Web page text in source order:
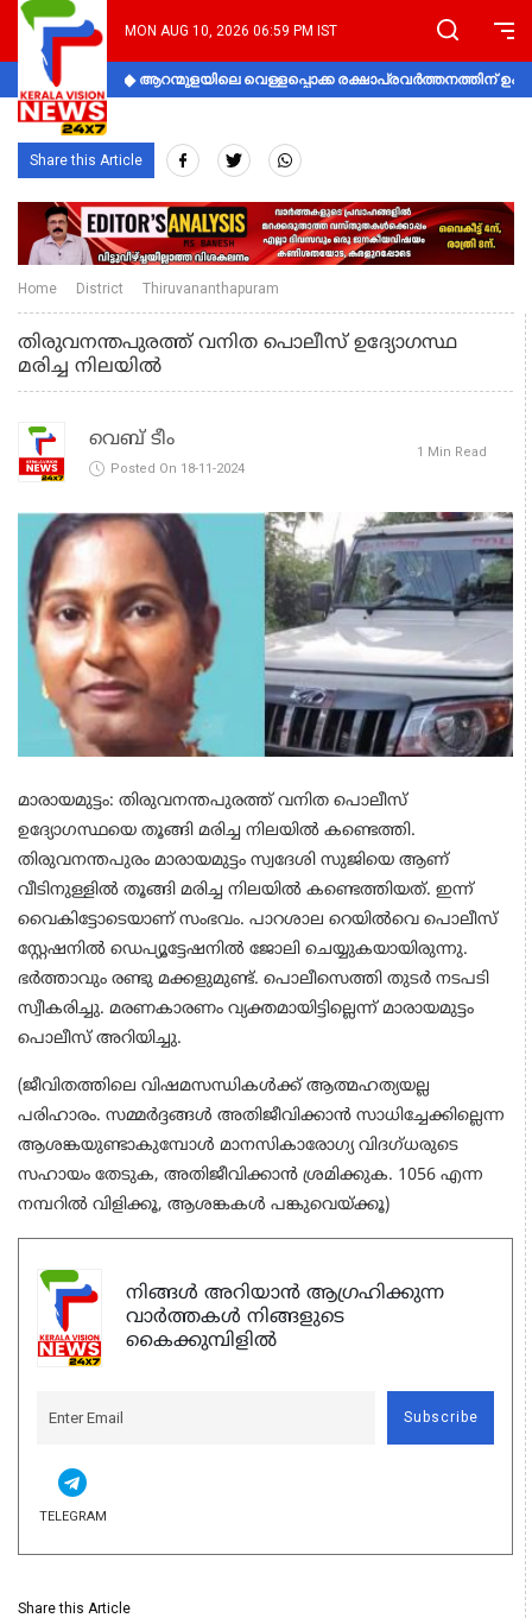
MON AUG 10, 2026 06:59 PM IST
ആറന്മുളയിലെ വെള്ളപ്പൊക്ക രക്ഷാപ്രവര്‍ത്തനത്തിന്
Share this Article
Home District Thiruvananthapuram
തിരുവനന്തപുരത്ത് വനിത പൊലീസ് ഉദ്യോഗസ്ഥ
മരിച്ച നിലയിൽ
വെബ് ടീം
Posted On 18-11-2024
1 Min Read
മാരായമുട്ടം: തിരുവനന്തപുരത്ത് വനിത പൊലീസ്
ഉദ്യോഗസ്ഥയെ തൂങ്ങി മരിച്ച നിലയിൽ കണ്ടെത്തി.
തിരുവനന്തപുരം മാരായമുട്ടം സ്വദേശി സുജിയെ ആണ്
വീടിനുള്ളിൽ തൂങ്ങി മരിച്ച നിലയിൽ കണ്ടെത്തിയത്. ഇന്ന്
വൈകിട്ടോടെയാണ് സംഭവം. പാറശാല റെയില്‍വെ പൊലീസ്
സ്റ്റേഷനിൽ ഡെപ്യൂട്ടേഷനില്‍ ജോലി ചെയ്യുകയായിരുന്നു.
ഭര്‍ത്താവും രണ്ടു മക്കളുമുണ്ട്. പൊലീസെത്തി തുടര്‍ നടപടി
സ്വീകരിച്ചു. മരണകാരണം വ്യക്തമായിട്ടില്ലെന്ന് മാരായമുട്ടം
പൊലീസ് അറിയിച്ചു.
(ജീവിതത്തിലെ വിഷമസന്ധികള്‍ക്ക് ആത്മഹത്യയല്ല
പരിഹാരം. സമ്മര്‍ദ്ദങ്ങള്‍ അതിജീവിക്കാന്‍ സാധിച്ചേക്കില്ലെന്ന
ആശങ്കയുണ്ടാകുമ്പോള്‍ മാനസികാരോഗ്യ വിദഗ്ധരുടെ
സഹായം തേടുക, അതിജീവിക്കാന്‍ ശ്രമിക്കുക. 1056 എന്ന
നമ്പറില്‍ വിളിക്കൂ, ആശങ്കകള്‍ പങ്കുവെയ്ക്കൂ)
നിങ്ങൾ അറിയാൻ ആഗ്രഹിക്കുന്ന
വാർത്തകൾ നിങ്ങളുടെ
കൈക്കുമ്പിളിൽ
Subscribe
TELEGRAM
Share this Article